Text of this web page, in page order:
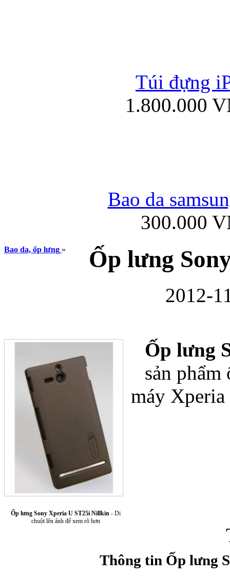
Túi xách da
Ốp lưng Samsung
Túi đựng
1.800.000
Bao da
300.000
Bao da, ốp lưng » Ốp lưng
2012-
Ốp lưng Sony Xperia U ST25i Nillkin - Di
chuột lên ảnh để xem rõ hơn
Ốp lưng
sản
máy
Thông tin Ốp lưng